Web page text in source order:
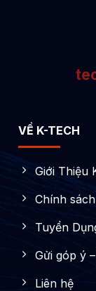
VỀ K-TECH
Giới Thiệu
Chính
Tuyển
Gửi góp ý
Liên hệ